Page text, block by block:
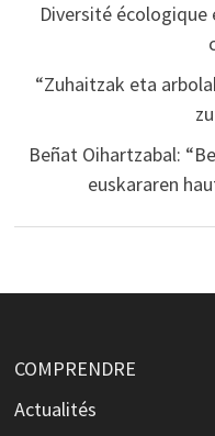
Diversité
“Zuhaitzak eta
Beñat Oihartzabal:
euskararen
COMPRENDRE
Actualités